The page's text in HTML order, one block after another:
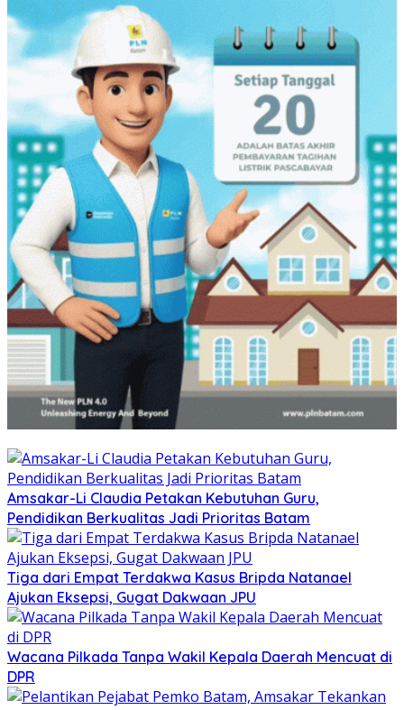
Amsakar-Li Claudia Petakan Kebutuhan Guru,
Pendidikan Berkualitas Jadi Prioritas Batam
Tiga dari Empat Terdakwa Kasus Bripda Natanael
Ajukan Eksepsi, Gugat Dakwaan JPU
Wacana Pilkada Tanpa Wakil Kepala Daerah Mencuat di
DPR